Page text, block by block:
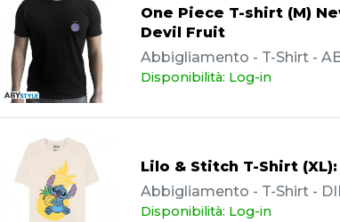
One Piece T-shirt (M)
Devil Fruit
Abbigliamento - T-Shirt -
Disponibilità: Log-in
Lilo & Stitch T-Shirt
Abbigliamento - T-Shirt -
Disponibilità: Log-in